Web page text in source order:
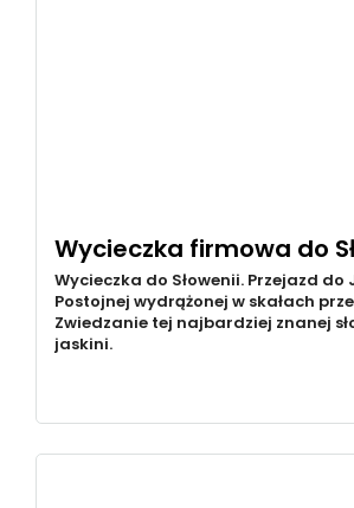
Wycieczka firmowa do
Wycieczka do Słowenii. Przejazd do
Postojnej wydrążonej w skałach
Zwiedzanie tej najbardziej znanej
jaskini.